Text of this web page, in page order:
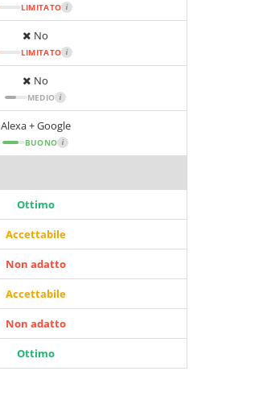
LIMITATO i
No
LIMITATO i
No
MEDIO i
Alexa + Google
BUONO i
Ottimo
Accettabile
Non adatto
Accettabile
Non adatto
Ottimo